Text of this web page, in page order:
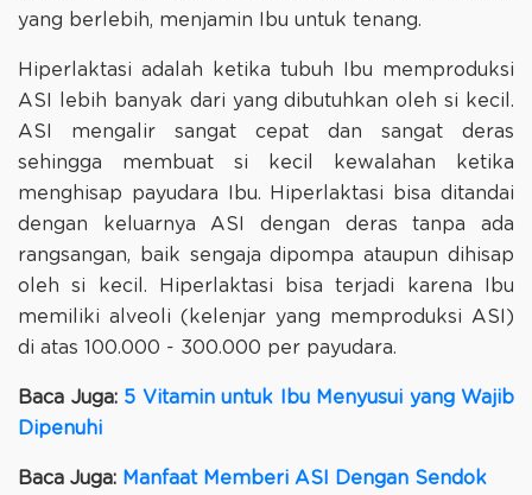
yang berlebih, menjamin Ibu untuk tenang.
Hiperlaktasi adalah ketika tubuh Ibu memproduksi
ASI lebih banyak dari yang dibutuhkan oleh si kecil.
ASI mengalir sangat cepat dan sangat deras
sehingga membuat si kecil kewalahan ketika
menghisap payudara Ibu. Hiperlaktasi bisa ditandai
dengan keluarnya ASI dengan deras tanpa ada
rangsangan, baik sengaja dipompa ataupun dihisap
oleh si kecil. Hiperlaktasi bisa terjadi karena Ibu
memiliki alveoli (kelenjar yang memproduksi ASI)
di atas 100.000 - 300.000 per payudara.
Baca Juga: 5 Vitamin untuk Ibu Menyusui yang Wajib
Dipenuhi
Baca Juga: Manfaat Memberi ASI Dengan Sendok